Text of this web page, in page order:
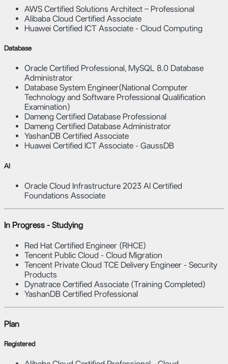
AWS Certified Solutions Architect – Professional
Alibaba Cloud Certified Associate
Huawei Certified ICT Associate - Cloud Computing
Database
Oracle Certified Professional, MySQL 8.0 Database
Administrator
Database System Engineer(National Computer
Technology and Software Professional Qualification
Examination)
Dameng Certified Database Professional
Dameng Certified Database Administrator
YashanDB Certified Associate
Huawei Certified ICT Associate - GaussDB
AI
Oracle Cloud Infrastructure 2023 AI Certified
Foundations Associate
In Progress - Studying
Red Hat Certified Engineer (RHCE)
Tencent Public Cloud - Cloud Migration
Tencent Private Cloud TCE Delivery Engineer - Security
Products
Dynatrace Certified Associate (Training Completed)
YashanDB Certified Professional
Plan
Registered